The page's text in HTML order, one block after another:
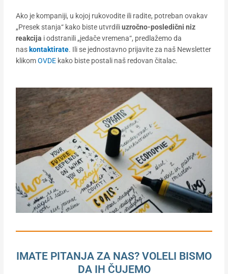
Ako je kompaniji, u kojoj rukovodite ili radite, potreban ovakav
„Presek stanja“ kako biste utvrdiliuzročno-posledični niz
reakcija i odstranili „jedače vremena“, predlažemo da
nas kontaktirate. Ili se jednostavno prijavite za naš Newsletter
klikomOVDE kako biste postali naš redovan čitalac.
IMATE PITANJA ZA NAS? VOLELI BISMO
DA IH ČUJEMO